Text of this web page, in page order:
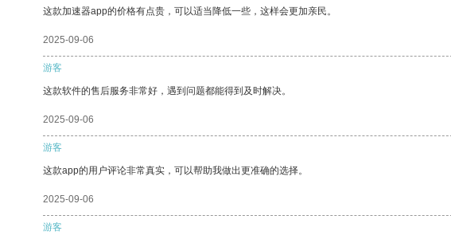
这款加速器app的价格有点贵，可以适当降低一些，这样会更加亲民。
2025-09-06
游客
这款软件的售后服务非常好，遇到问题都能得到及时解决。
2025-09-06
游客
这款app的用户评论非常真实，可以帮助我做出更准确的选择。
2025-09-06
游客